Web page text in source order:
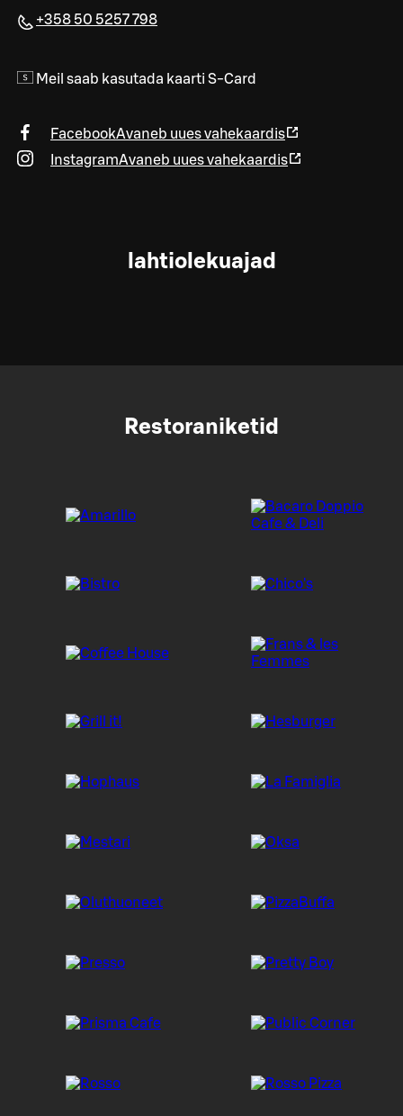
+358 50 5257 798
Meil saab kasutada kaarti S-Card
FacebookAvaneb uues vahekaardis
InstagramAvaneb uues vahekaardis
lahtiolekuajad
Restoraniketid